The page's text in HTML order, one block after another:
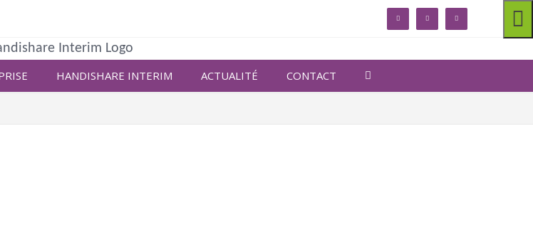
linkedin facebook twitter
HANDISHARE INTERIM ACTUALITÉ CONTACT